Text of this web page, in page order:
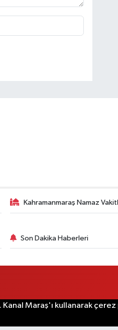
Kahramanmaraş Namaz
Son Dakika Haberleri
Maraş'ı kullanarak çerez